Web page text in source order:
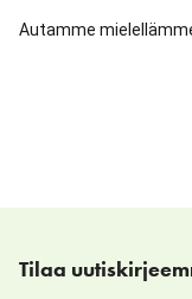
Autamme
Tilaa